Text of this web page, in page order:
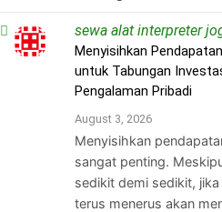
sewa alat interpreter
Menyisihkan
untuk Tabungan
Pengalaman Pribadi
August 3, 2026
Menyisihkan
sangat penting.
sedikit demi sedikit,
terus menerus akan